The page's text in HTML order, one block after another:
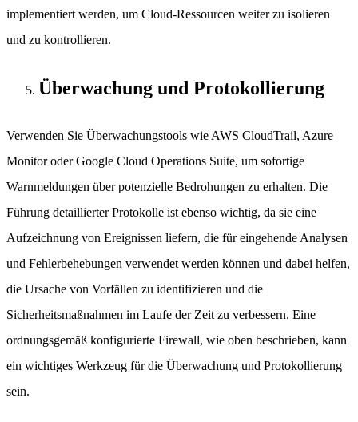
implementiert werden, um Cloud-Ressourcen weiter zu isolieren
und zu kontrollieren.
Überwachung und Protokollierung
Verwenden Sie Überwachungstools wie AWS CloudTrail, Azure
Monitor oder Google Cloud Operations Suite, um sofortige
Warnmeldungen über potenzielle Bedrohungen zu erhalten. Die
Führung detaillierter Protokolle ist ebenso wichtig, da sie eine
Aufzeichnung von Ereignissen liefern, die für eingehende Analysen
und Fehlerbehebungen verwendet werden können und dabei helfen,
die Ursache von Vorfällen zu identifizieren und die
Sicherheitsmaßnahmen im Laufe der Zeit zu verbessern. Eine
ordnungsgemäß konfigurierte Firewall, wie oben beschrieben, kann
ein wichtiges Werkzeug für die Überwachung und Protokollierung
sein.